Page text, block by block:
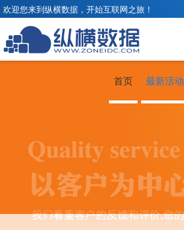
欢迎您来到纵横数据，开始互联网之旅！
首页 最新活动